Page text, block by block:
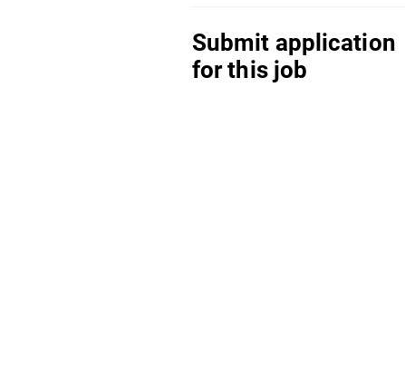
Submit application
for this job